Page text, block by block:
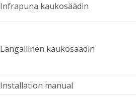
Infrapuna kaukosäädin
Langallinen kaukosäädin
Installation manual